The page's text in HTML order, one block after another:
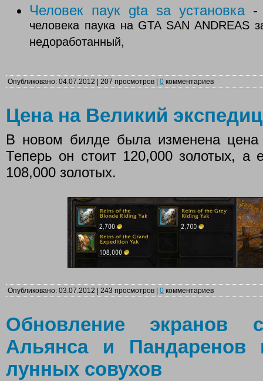
Человек паук gta sa установка
человека паука на GTA SAN ANDREAS
недоработанный,
Опубликовано: 04.07.2012 | 207 просмотров | 0 комментариев
Цена на Великий
В новом билде была изменена цена
Теперь он стоит 120,000 золотых, а
108,000 золотых.
Опубликовано: 03.07.2012 | 243 просмотров | 0 комментариев
Обновление экранов
Альянса и Пандаренов
лунных совухов